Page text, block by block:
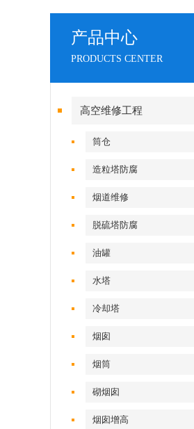
产品中心
PRODUCTS CENTER
高空维修工程
筒仓
造粒塔防腐
烟道维修
脱硫塔防腐
油罐
水塔
冷却塔
烟囱
烟筒
砌烟囱
烟囱增高